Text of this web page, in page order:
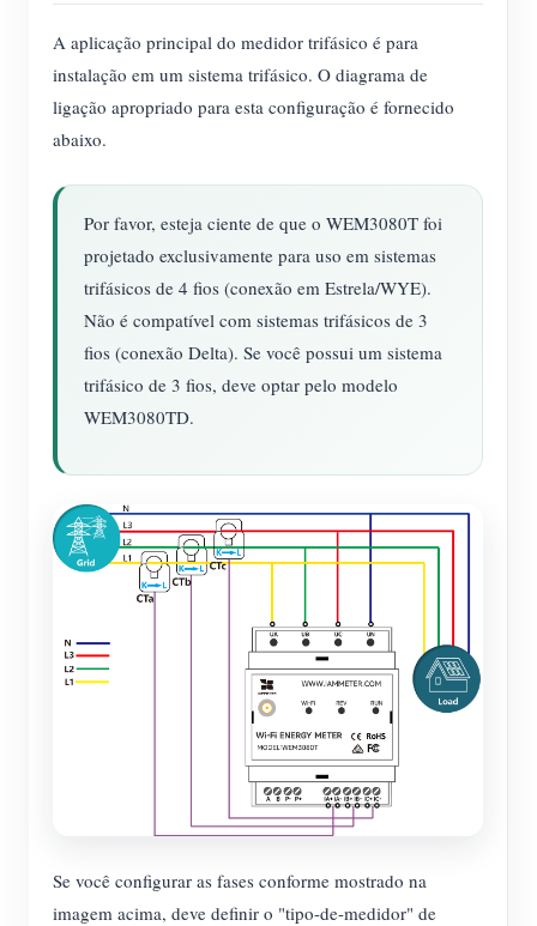
A aplicação principal do medidor trifásico é para
instalação em um sistema trifásico. O diagrama de
ligação apropriado para esta configuração é fornecido
abaixo.
Por favor, esteja ciente de que o WEM3080T foi
projetado exclusivamente para uso em sistemas
trifásicos de 4 fios (conexão em Estrela/WYE).
Não é compatível com sistemas trifásicos de 3
fios (conexão Delta). Se você possui um sistema
trifásico de 3 fios, deve optar pelo modelo
WEM3080TD.
Se você configurar as fases conforme mostrado na
imagem acima, deve definir o "tipo-de-medidor" de